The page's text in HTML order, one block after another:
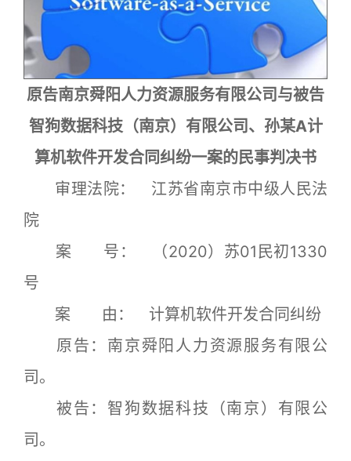
原告南京舜阳人力资源服务有限公司与被告
智狗数据科技（南京）有限公司、孙某A计
算机软件开发合同纠纷一案的民事判决书
审理法院： 江苏省南京市中级人民法
院
案 号： （2020）苏01民初1330
号
案 由： 计算机软件开发合同纠纷
原告：南京舜阳人力资源服务有限公
司。
被告：智狗数据科技（南京）有限公
司。